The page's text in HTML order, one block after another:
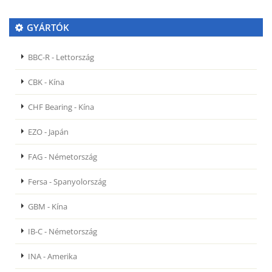
GYÁRTÓK
BBC-R - Lettország
CBK - Kína
CHF Bearing - Kína
EZO - Japán
FAG - Németország
Fersa - Spanyolország
GBM - Kína
IB-C - Németország
INA - Amerika